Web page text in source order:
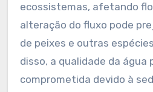
ecossistemas, afetando
alteração do fluxo pode
de peixes e outras
disso, a qualidade da água
comprometida devido à